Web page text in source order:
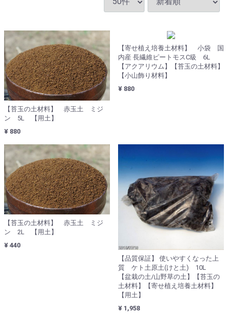
【苔玉の土材料】 赤玉土 ミジ
ン 5L 【用土】
¥ 880
【寄せ植え培養土材料】 小袋 国
内産 長繊維ピートモスC級 6L
【アクアリウム】【苔玉の土材料】
【小山飾り材料】
¥ 880
【苔玉の土材料】 赤玉土 ミジ
ン 2L 【用土】
¥ 440
【品質保証】 使いやすくなった上
質 ケト土原土(けと土) 10L
【盆栽の土/山野草の土】【苔玉の
土材料】【寄せ植え培養土材料】
【用土】
¥ 1,958